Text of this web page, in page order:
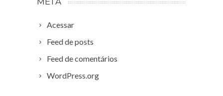
Acessar
Feed de posts
Feed de comentários
WordPress.org